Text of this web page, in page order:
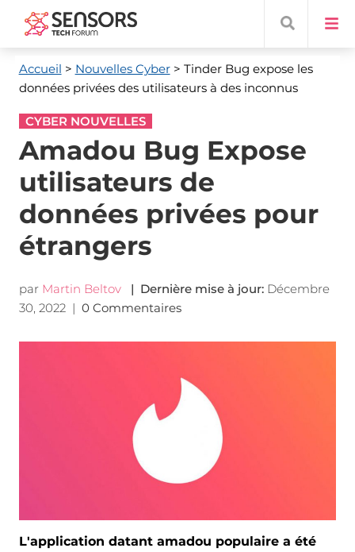
Accueil > Nouvelles Cyber> Tinder Bug expose les
données privées des utilisateurs à des inconnus
CYBER NOUVELLES
Amadou Bug Expose
utilisateurs de
données privées pour
étrangers
par Martin Beltov | Dernière mise à jour: Décembre
30, 2022| 0 Commentaires
L'application datant amadou populaire a été